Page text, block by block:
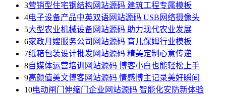
3营销型住宅钢结构网站源码 建筑工程专属模板
4电子设备产品中英双语网站源码 USB网络摄像头
5大型农业机械设备网站源码 助力现代农业发展
6家政月嫂服务公司网站源码 育儿保姆行业模板
7纸箱包装设计批发网站源码 精美定制心意传递
8自媒体运营培训网站源码 博客小白也能轻松上手
9高颜值美文博客网站源码 情感博主记录美好瞬间
10电动闸门伸缩门企业网站源码 智能化安防新体验